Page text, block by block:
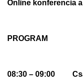
Online konferencia
PROGRAM
08:30 – 09:00